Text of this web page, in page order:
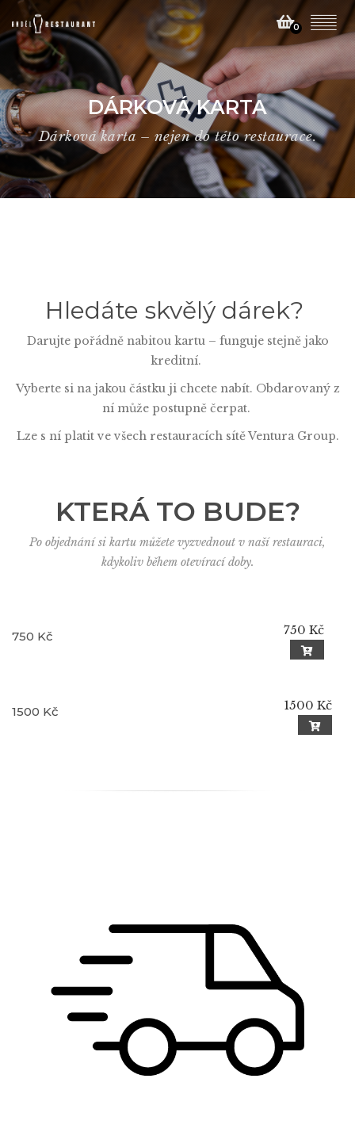
0
DÁRKOVÁ KARTA
Dárková karta – nejen do této restaurace.
Hledáte skvělý dárek?
Darujte pořádně nabitou kartu – funguje stejně jako
kreditní.
Vyberte si na jakou částku ji chcete nabít. Obdarovaný z
ní může postupně čerpat.
Lze s ní platit ve všech restauracích sítě Ventura Group.
Po objednání si kartu můžete vyzvednout v naší restauraci,
kdykoliv během otevírací doby.
KTERÁ TO BUDE?
750 Kč 750 Kč
1500 Kč 1500 Kč